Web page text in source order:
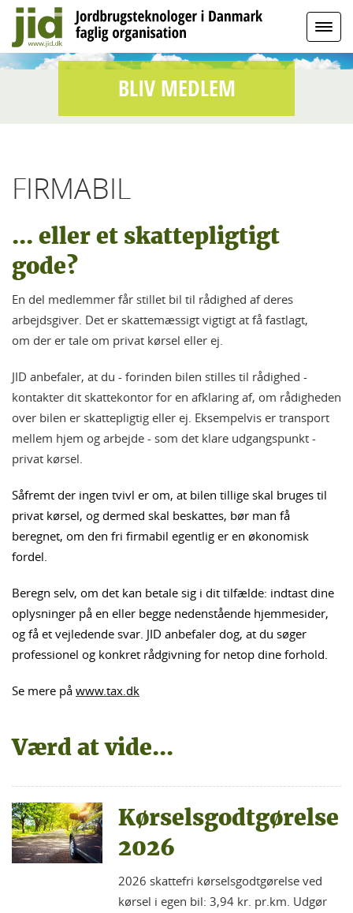
BLIV MEDLEM
FIRMABIL
... eller et skattepligtigt
gode?
En del medlemmer får stillet bil til rådighed af deres
arbejdsgiver. Det er skattemæssigt vigtigt at få fastlagt,
om der er tale om privat kørsel eller ej.
JID anbefaler, at du - forinden bilen stilles til rådighed -
kontakter dit skattekontor for en afklaring af, om rådigheden
over bilen er skattepligtig eller ej. Eksempelvis er transport
mellem hjem og arbejde - som det klare udgangspunkt -
privat kørsel.
Såfremt der ingen tvivl er om, at bilen tillige skal bruges til
privat kørsel, og dermed skal beskattes, bør man få
beregnet, om den fri firmabil egentlig er en økonomisk
fordel.
Beregn selv, om det kan betale sig i dit tilfælde: indtast dine
oplysninger på en eller begge nedenstående hjemmesider,
og få et vejledende svar. JID anbefaler dog, at du søger
professionel og konkret rådgivning for netop dine forhold.
Se mere på www.tax.dk
Værd at vide...
Kørselsgodtgørelse
2026
2026 skattefri kørselsgodtgørelse ved
kørsel i egen bil: 3,94 kr. pr.km. Udgør